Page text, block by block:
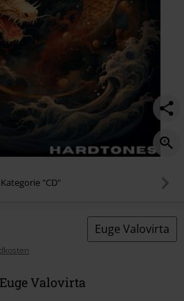
"CD"
Euge Valovirta
Valovirta